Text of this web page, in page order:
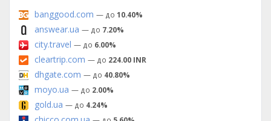
banggood.com — до 10.40%
answear.ua — до 7.20%
city.travel — до 6.00%
cleartrip.com — до 224.00 INR
dhgate.com — до 40.80%
moyo.ua — до 2.00%
gold.ua — до 4.24%